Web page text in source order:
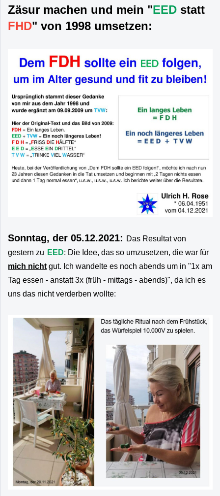
Zäsur machen und mein "EED statt
FHD" von 1998 umsetzen:
Sonntag, der 05.12.2021: Das Resultat von
gestern zu EED: Die Idee, das so umzusetzen, die war für
mich nicht gut. Ich wandelte es noch abends um in "1x am
Tag essen - anstatt 3x (früh - mittags - abends)", da ich es
uns das nicht verderben wollte: